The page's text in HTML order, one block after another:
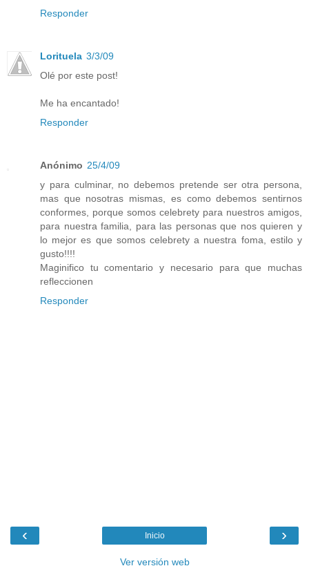
Responder
Lorituela 3/3/09
Olé por este post!
Me ha encantado!
Responder
Anónimo 25/4/09
y para culminar, no debemos pretende ser otra persona,
mas que nosotras mismas, es como debemos sentirnos
conformes, porque somos celebrety para nuestros amigos,
para nuestra familia, para las personas que nos quieren y
lo mejor es que somos celebrety a nuestra foma, estilo y
gusto!!!!
Maginifico tu comentario y necesario para que muchas
refleccionen
Responder
‹ ›
Inicio
Ver versión web